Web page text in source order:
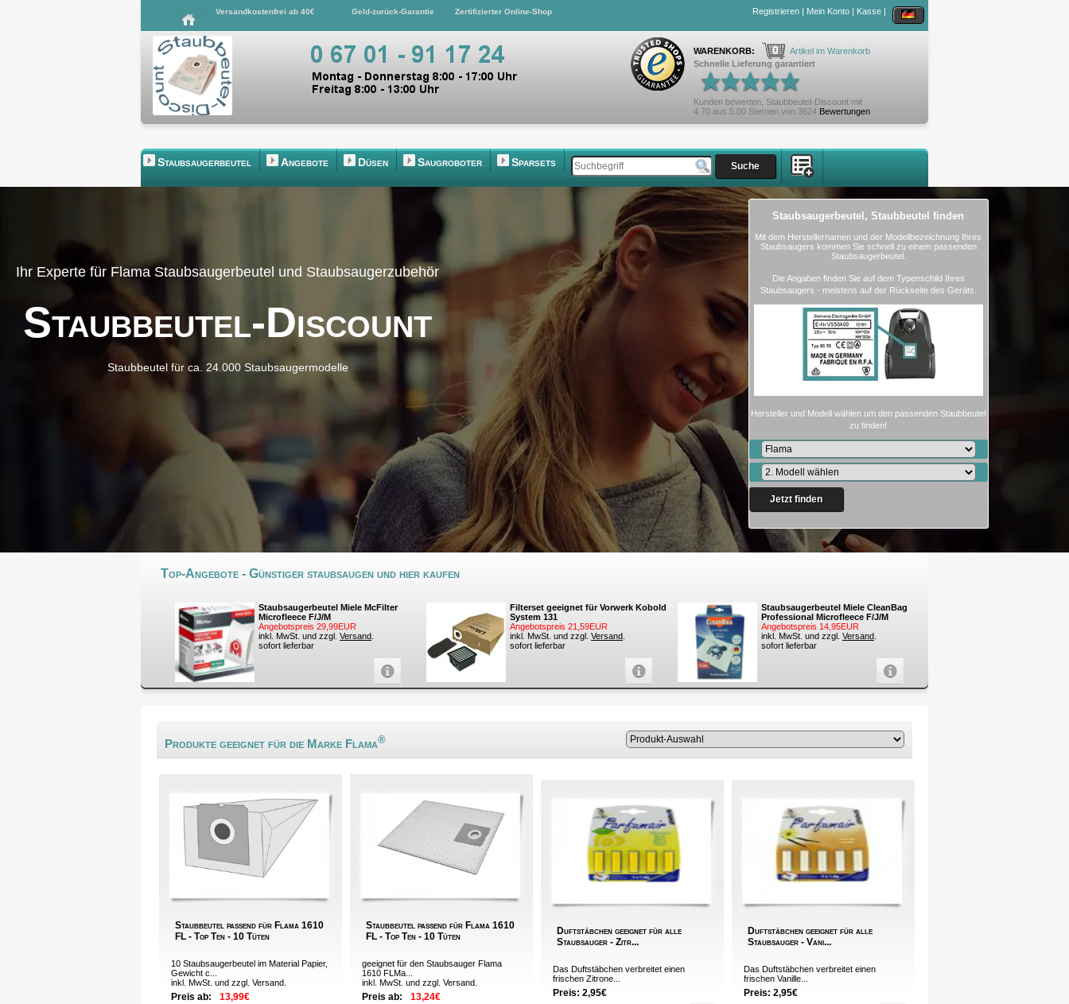
Versandkostenfrei ab 40€ Geld-zurück-Garantie Zertifizierter Online-Shop Registrieren | Mein Konto | Kasse |
WARENKORB: 0
Artikel im Warenkorb
Schnelle Lieferung garantiert
Kunden bewerten, Staubbeutel-Discount mit
4.70 aus 5.00 Sternen von 3624 Bewertungen
Staubsaugerbeutel Angebote Düsen Saugroboter Sparsets
Ihr Experte für Flama Staubsaugerbeutel und Staubsaugerzubehör
Staubbeutel-Discount
Staubbeutel für ca. 24.000 Staubsaugermodelle
Staubsaugerbeutel, Staubbeutel finden
Mit dem Herstellernamen und der Modellbezeichnung Ihres
Staubsaugers kommen Sie schnell zu einem passenden
Staubsaugerbeutel.
Die Angaben finden Sie auf dem Typenschild Ihres
Staubsaugers - meistens auf der Rückseite des Geräts.
Hersteller und Modell wählen um den passenden Staubbeutel
zu finden!
Jetzt finden
Top-Angebote - Günstiger staubsaugen und hier kaufen
Staubsaugerbeutel Miele McFilter
Microfleece F/J/M
Angebotspreis 29,99EUR
inkl. MwSt. und zzgl. Versand
sofort lieferbar
Filterset geeignet für Vorwerk Kobold
System 131
Angebotspreis 21,59EUR
inkl. MwSt. und zzgl. Versand
sofort lieferbar
Staubsaugerbeutel Miele CleanBag
Professional Microfleece F/J/M
Angebotspreis 14,95EUR
inkl. MwSt. und zzgl. Versand
sofort lieferbar
Produkte geeignet für die Marke Flama®
Staubbeutel passend für Flama 1610
FL - Top Ten - 10 Tüten
10 Staubsaugerbeutel im Material Papier,
Gewicht c...
inkl. MwSt. und zzgl. Versand
Preis ab: 13,99€
Staubbeutel passend für Flama 1610
FL - Top Ten - 10 Tüten
geeignet für den Staubsauger Flama
1610 FLMa...
inkl. MwSt. und zzgl. Versand
Preis ab: 13,24€
Duftstäbchen geeignet für alle
Staubsauger - Zitr...
Das Duftstäbchen verbreitet einen
frischen Zitrone...
Preis: 2,95€
Duftstäbchen geeignet für alle
Staubsauger - Vani...
Das Duftstäbchen verbreitet einen
frischen Vanille...
Preis: 2,95€